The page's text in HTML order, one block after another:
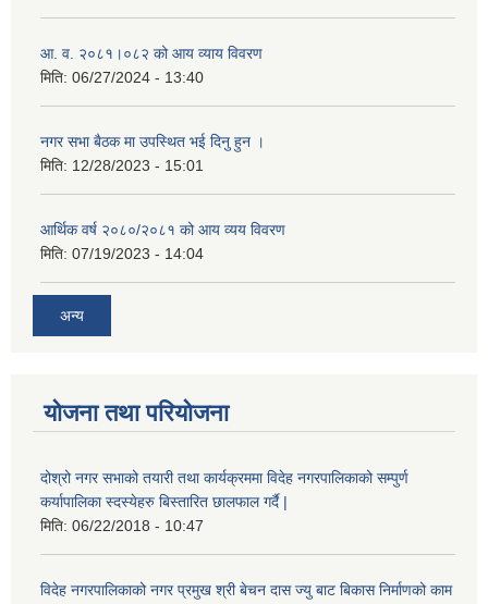
आ. व. २०८१।०८२ को आय व्याय विवरण
मिति: 06/27/2024 - 13:40
नगर सभा बैठक मा उपस्थित भई दिनु हुन ।
मिति: 12/28/2023 - 15:01
आर्थिक वर्ष २०८०/२०८१ को आय व्यय विवरण
मिति: 07/19/2023 - 14:04
अन्य
योजना तथा परियोजना
दोश्रो नगर सभाको तयारी तथा कार्यक्रममा विदेह नगरपालिकाको सम्पुर्ण
कर्यापालिका स्दस्येहरु बिस्तारित छालफाल गर्दै |
मिति: 06/22/2018 - 10:47
विदेह नगरपालिकाको नगर प्रमुख श्री बेचन दास ज्यु बाट बिकास निर्माणको काम